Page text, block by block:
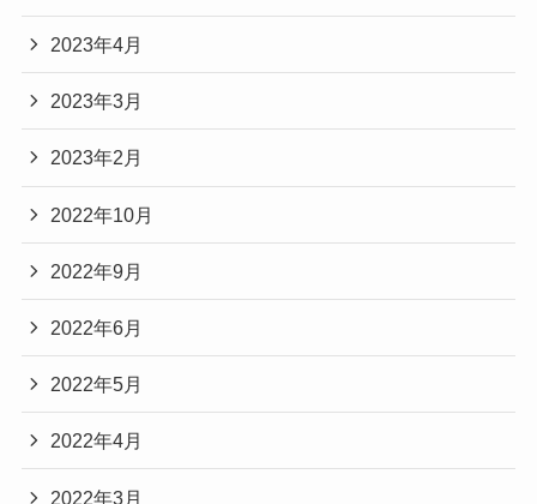
2023年4月
2023年3月
2023年2月
2022年10月
2022年9月
2022年6月
2022年5月
2022年4月
2022年3月